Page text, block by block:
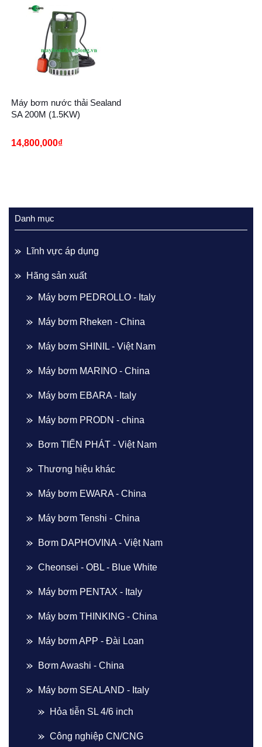
Máy bơm nước thải Sealand
SA 200M (1.5KW)
14,800,000₫
Danh mục
Lĩnh vực áp dụng
Hãng sản xuất
Máy bơm PEDROLLO - Italy
Máy bơm Rheken - China
Máy bơm SHINIL - Việt Nam
Máy bơm MARINO - China
Máy bơm EBARA - Italy
Máy bơm PRODN - china
Bơm TIẾN PHÁT - Việt Nam
Thương hiệu khác
Máy bơm EWARA - China
Máy bơm Tenshi - China
Bơm DAPHOVINA - Việt Nam
Cheonsei - OBL - Blue White
Máy bơm PENTAX - Italy
Máy bơm THINKING - China
Máy bơm APP - Đài Loan
Bơm Awashi - China
Máy bơm SEALAND - Italy
Hỏa tiễn SL 4/6 inch
Công nghiệp CN/CNG